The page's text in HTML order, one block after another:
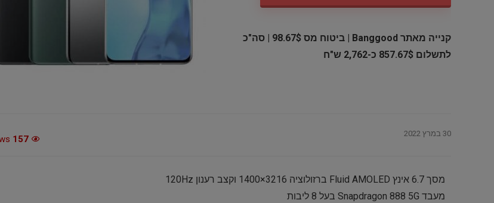
קנייה מאתר Banggood | ביטוח מס 98.67$ | סה"כ
לתשלום 857.67$ כ-2,762 ש"ח
30 במרץ 2022
157
מסך 6.7 אינץ Fluid AMOLED ברזולוציה 3216×1400 וקצב רענון 120Hz
מעבד Snapdragon 888 5G בעל 8 ליבות
סט 12 קופסאות אחסון מזכוכית
Finedine – סך הכל 24 חלקים
מכונת גילוח Philips Norelco